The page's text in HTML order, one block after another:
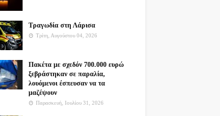
Τραγωδία στη Λάρισα
Τρίτη, Αυγούστου 04, 2026
Πακέτα με σχεδόν 700.000 ευρώ
ξεβράστηκαν σε παραλία,
λουόμενοι έσπευσαν να τα
μαζέψουν
Παρασκευή, Ιουλίου 31, 2026